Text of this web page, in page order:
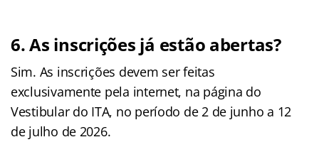
6. As inscrições já estão abertas?
Sim. As inscrições devem ser feitas
exclusivamente pela internet, na página do
Vestibular do ITA, no período de 2 de junho a 12
de julho de 2026.